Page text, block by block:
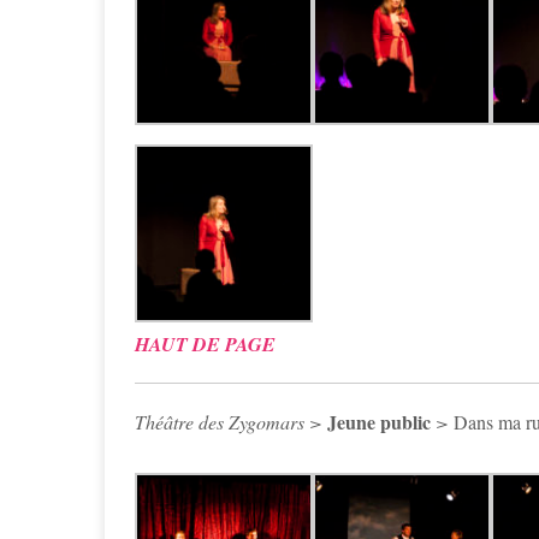
HAUT DE PAGE
Théâtre des Zygomars > Jeune public > Dans ma